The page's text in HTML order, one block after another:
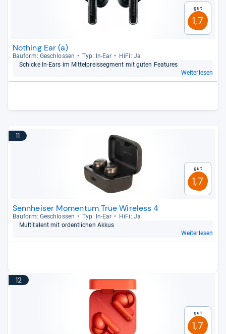
Gut
1,7
Nothing Ear (a)
Bau­form: Geschlos­sen Typ: In-​Ear
HiFi: Ja
Schi­cke In-​Ears im Mit­tel­preis­seg­ment mit guten Fea­tu­res
Weiterlesen
11
Gut
1,7
Sennheiser Momentum True Wireless 4
Bau­form: Geschlos­sen Typ: In-​Ear
HiFi: Ja
Mul­ti­ta­lent mit ordent­li­chen Akkus
Weiterlesen
12
Gut
1,7